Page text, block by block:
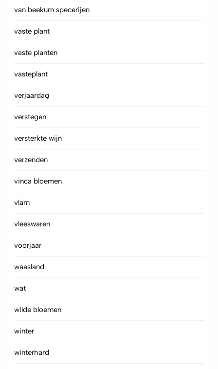
van beekum specerijen
vaste plant
vaste planten
vasteplant
verjaardag
verstegen
versterkte wijn
verzenden
vinca bloemen
vlam
vleeswaren
voorjaar
waasland
wat
wilde bloemen
winter
winterhard